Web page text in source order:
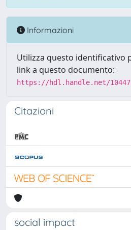
Informazioni
Utilizza questo identificativo
link a questo documento:
https://hdl.handle.net/
Citazioni
social impact